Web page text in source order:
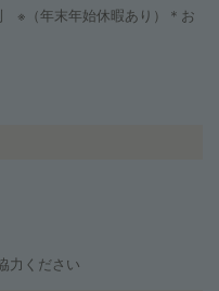
※（年末年始休暇あり）＊お
力ください